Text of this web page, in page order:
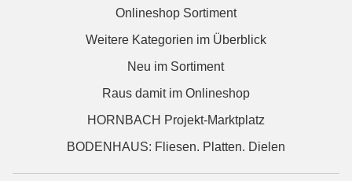
Onlineshop Sortiment
Weitere Kategorien im Überblick
Neu im Sortiment
Raus damit im Onlineshop
HORNBACH Projekt-Marktplatz
BODENHAUS: Fliesen. Platten. Dielen